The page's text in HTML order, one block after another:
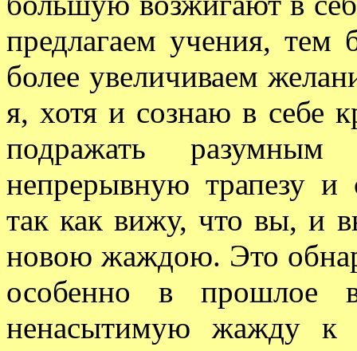
предлагаем учения, тем
более увеличиваем
я, хотя и сознаю в себе
подражать разумным
непрерывную трапезу
так как вижу, что вы, и
новою жаждою. Это
особенно в прошлое
ненасытимую жажду к